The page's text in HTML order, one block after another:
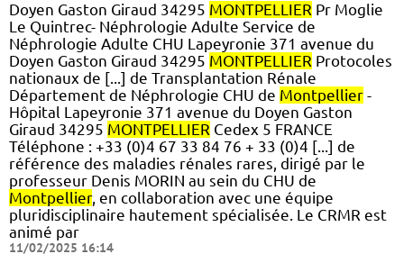
Doyen Gaston Giraud 34295 MONTPELLIER Pr Moglie
Le Quintrec- Néphrologie Adulte Service de
Néphrologie Adulte CHU Lapeyronie 371 avenue du
Doyen Gaston Giraud 34295 MONTPELLIER Protocoles
nationaux de [...] de Transplantation Rénale
Département de Néphrologie CHU de Montpellier -
Hôpital Lapeyronie 371 avenue du Doyen Gaston
Giraud 34295 MONTPELLIER Cedex 5 FRANCE
Téléphone : +33 (0)4 67 33 84 76 + 33 (0)4 [...] de
référence des maladies rénales rares, dirigé par le
professeur Denis MORIN au sein du CHU de
Montpellier, en collaboration avec une équipe
pluridisciplinaire hautement spécialisée. Le CRMR est
animé par
11/02/2025 16:14